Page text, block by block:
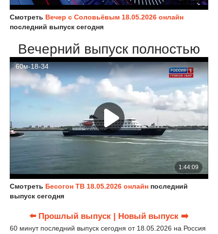
Смотреть Вечер с Соловьёвым 18.05.2026 онлайн
последний выпуск сегодня
Вечерний выпуск полностью
Смотреть Бесогон ТВ 18.05.2026 онлайн последний
выпуск сегодня
⬅️ Прошлый выпуск | Новый выпуск ➡️
60 минут последний выпуск сегодня от 18.05.2026 на Россия